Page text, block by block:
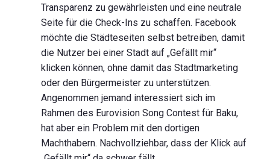
Transparenz zu gewährleisten und eine neutrale
Seite für die Check-Ins zu schaffen. Facebook
möchte die Städteseiten selbst betreiben, damit
die Nutzer bei einer Stadt auf „Gefällt mir“
klicken können, ohne damit das Stadtmarketing
oder den Bürgermeister zu unterstützen.
Angenommen jemand interessiert sich im
Rahmen des Eurovision Song Contest für Baku,
hat aber ein Problem mit den dortigen
Machthabern. Nachvollziehbar, dass der Klick auf